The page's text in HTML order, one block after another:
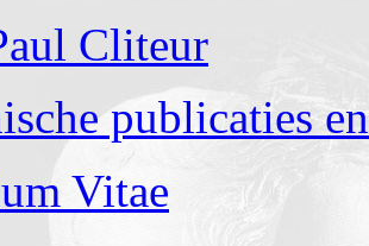
Cliteur
publicaties
Vitae